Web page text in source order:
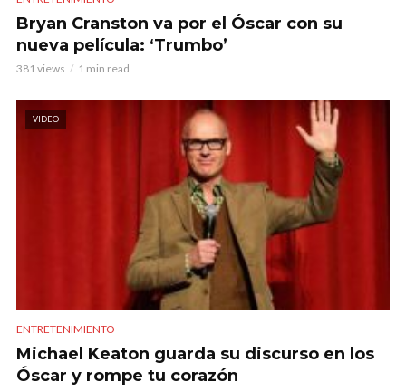
Bryan Cranston va por el Óscar con su
nueva película: ‘Trumbo’
381 views 1 min read
VIDEO
ENTRETENIMIENTO
Michael Keaton guarda su discurso en los
Óscar y rompe tu corazón